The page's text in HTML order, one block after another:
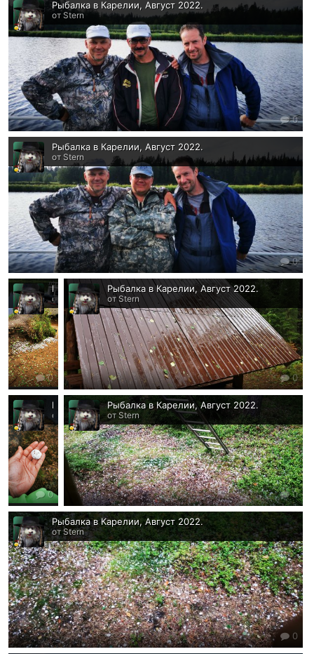
Рыбалка в Карелии, Август 2022.
от Stern
0
Рыбалка в Карелии, Август 2022.
от Stern
0
Рыбалка в Карелии, Август 2022.
от Stern
0
Рыбалка в Карелии, Август 2022.
от Stern
0
0
Рыбалка в Карелии, Август 2022.
от Stern
0
Рыбалка в Карелии, Август 2022.
от Stern
0